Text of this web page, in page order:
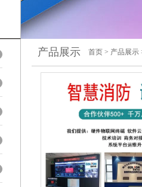
产品展示 首页 > 产品展示